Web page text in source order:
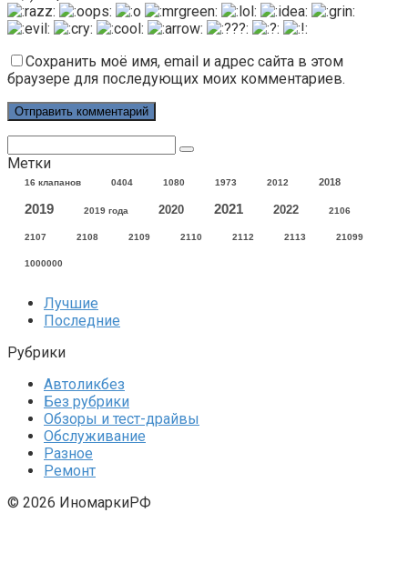
Сохранить моё имя, email и адрес сайта в этом
браузере для последующих моих комментариев.
Метки
16 клапанов 0404 1080 1973 2012 2018
2019 2019 года 2020 2021 2022 2106
2107 2108 2109 2110 2112 2113 21099
1000000
Лучшие
Последние
Рубрики
Автоликбез
Без рубрики
Обзоры и тест-драйвы
Обслуживание
Разное
Ремонт
© 2026 ИномаркиРФ